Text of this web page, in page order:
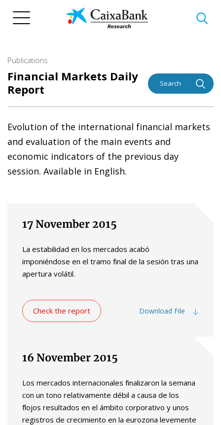
Publications
Financial Markets Daily
Report
Search
Evolution of the international financial markets
and evaluation of the main events and
economic indicators of the previous day
session. Available in English.
17 November 2015
La estabilidad en los mercados acabó
imponiéndose en el tramo final de la sesión tras una
apertura volátil.
Check the report Download File
16 November 2015
Los mercados internacionales finalizaron la semana
con un tono relativamente débil a causa de los
flojos resultados en el ámbito corporativo y unos
registros de crecimiento en la eurozona levemente